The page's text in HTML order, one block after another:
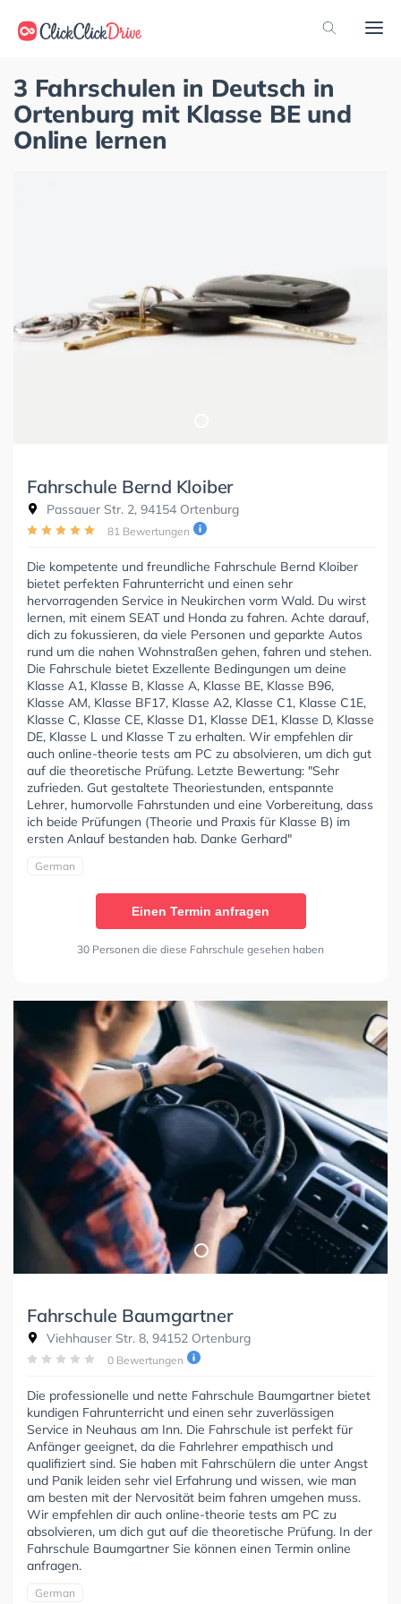
3 Fahrschulen in Deutsch in
Ortenburg mit Klasse BE und
Online lernen
Fahrschule Bernd Kloiber
Passauer Str. 2, 94154 Ortenburg
81 Bewertungen
Die kompetente und freundliche Fahrschule Bernd Kloiber
bietet perfekten Fahrunterricht und einen sehr
hervorragenden Service in Neukirchen vorm Wald. Du wirst
lernen, mit einem SEAT und Honda zu fahren. Achte darauf,
dich zu fokussieren, da viele Personen und geparkte Autos
rund um die nahen Wohnstraßen gehen, fahren und stehen.
Die Fahrschule bietet Exzellente Bedingungen um deine
Klasse A1, Klasse B, Klasse A, Klasse BE, Klasse B96,
Klasse AM, Klasse BF17, Klasse A2, Klasse C1, Klasse C1E,
Klasse C, Klasse CE, Klasse D1, Klasse DE1, Klasse D, Klasse
DE, Klasse L und Klasse T zu erhalten. Wir empfehlen dir
auch online-theorie tests am PC zu absolvieren, um dich gut
auf die theoretische Prüfung. Letzte Bewertung: "Sehr
zufrieden. Gut gestaltete Theoriestunden, entspannte
Lehrer, humorvolle Fahrstunden und eine Vorbereitung, dass
ich beide Prüfungen (Theorie und Praxis für Klasse B) im
ersten Anlauf bestanden hab. Danke Gerhard"
German
Einen Termin anfragen
30 Personen die diese Fahrschule gesehen haben
Fahrschule Baumgartner
Viehhauser Str. 8, 94152 Ortenburg
0 Bewertungen
Die professionelle und nette Fahrschule Baumgartner bietet
kundigen Fahrunterricht und einen sehr zuverlässigen
Service in Neuhaus am Inn. Die Fahrschule ist perfekt für
Anfänger geeignet, da die Fahrlehrer empathisch und
qualifiziert sind. Sie haben mit Fahrschülern die unter Angst
und Panik leiden sehr viel Erfahrung und wissen, wie man
am besten mit der Nervosität beim fahren umgehen muss.
Wir empfehlen dir auch online-theorie tests am PC zu
absolvieren, um dich gut auf die theoretische Prüfung. In der
Fahrschule Baumgartner Sie können einen Termin online
anfragen.
German